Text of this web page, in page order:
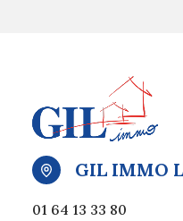
GIL IMMO
01 64 13 33 80